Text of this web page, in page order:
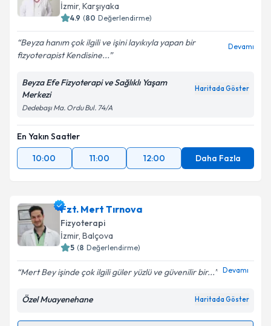
İzmir, Karşıyaka
4.9 (80 Değerlendirme)
Beyza hanım çok ilgili ve işini layıkıyla yapan bir
fizyoterapist Kendisine...
Devamı
Beyza Efe Fizyoterapi ve Sağlıklı Yaşam
Merkezi
Haritada Göster
Dedebaşı Ma. Ordu Bul. 74/A
En Yakın Saatler
10:00
11:00 12:00 Daha Fazla
Fzt. Mert Tırnova
Fizyoterapi
İzmir, Balçova
5 (8 Değerlendirme)
Mert Bey işinde çok ilgili güler yüzlü ve güvenilir bir... Devamı
Özel Muayenehane Haritada Göster